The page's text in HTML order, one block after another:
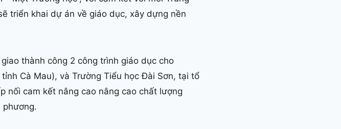
triển khai dự án về giáo dục, xây dựng nền
thành công 2 công trình giáo dục cho
Cà Mau), và Trường Tiểu học Đài Sơn, tại tổ
nối cam kết nâng cao nâng cao chất lượng
phương.